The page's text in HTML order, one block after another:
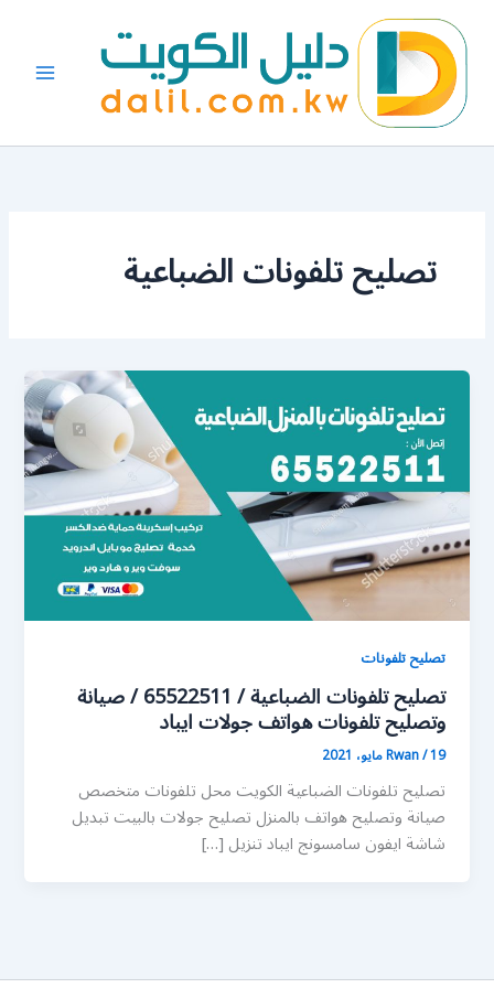
المحتوى
تصليح تلفونات الضباعية
تصليح تلفونات
تصليح تلفونات الضباعية / 65522511 / صيانة
وتصليح تلفونات هواتف جولات ايباد
Rwan/19 مايو، 2021
تصليح تلفونات الضباعية الكويت محل تلفونات متخصص
صيانة وتصليح هواتف بالمنزل تصليح جولات بالبيت تبديل
شاشة ايفون سامسونج ايباد تنزيل […]